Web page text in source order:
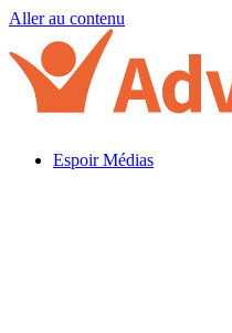
Aller au contenu
Espoir Médias